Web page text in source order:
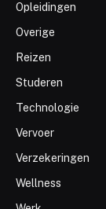
Opleidingen
Overige
Reizen
Studeren
Technologie
Vervoer
Verzekeringen
Wellness